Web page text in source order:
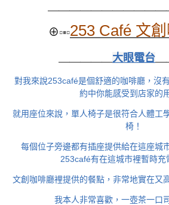
⊕▫▪▫253 Café 文
大眼電台
對我來說253café是個舒適的咖啡廳，沒
約中你能感受到店家的
就用座位來說，單人椅子是很符合人體工
椅！
每個位子旁邊都有插座提供給在這座城
253café有在這城市裡暫時充
文創咖啡廳裡提供的餐點，非常地實在又
我本人非常喜歡，一壺茶一口